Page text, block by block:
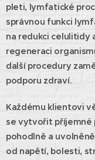
pleti, lymfatické
správnou funkci
na redukci celulitidy
regeneraci
další procedury
podporu zdraví.
Každému klientovi
se vytvořit
pohodlně a
od napětí, bolesti,